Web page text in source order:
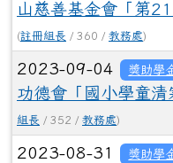
山慈善基金會「第
(註冊組長 / 360 / 教務處)
2023-09-04 獎助學
功德會「國小學童
組長 / 352 / 教務處)
2023-08-31 獎助學